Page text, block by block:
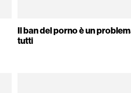
Il ban del porno è un
tutti